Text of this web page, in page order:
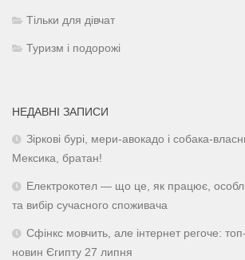
Тільки для дівчат
Туризм і подорожі
НЕДАВНІ ЗАПИСИ
Зіркові бурі, мери-авокадо і собака-
Мексика, братан!
Електрокотел — що це, як працює,
та вибір сучасного споживача
Сфінкс мовчить, але інтернет регоче:
новин Єгипту 27 липня